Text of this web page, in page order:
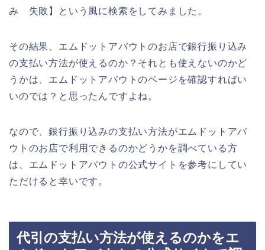
み 失敗】という風に検索をしてみました。
その結果、エムドットアバウトのお店で銀行振り込み
の支払い方法が使えるのか？それとも使えないのかど
うかは、エムドットアバウトのページを確認すればい
いのでは？と思ったんですよね。
なので、銀行振り込みの支払い方法がエムドットアバ
ウトのお店で利用できるのかどうかを調べている方
は、エムドットアバウトの公式サイトを参考にしてい
ただけると幸いです。
代引の支払い方法が使えるのかをエ